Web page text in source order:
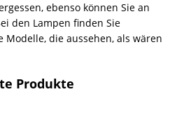
ebenso können Sie an
den Lampen finden Sie
Modelle, die aussehen, als wären
Produkte